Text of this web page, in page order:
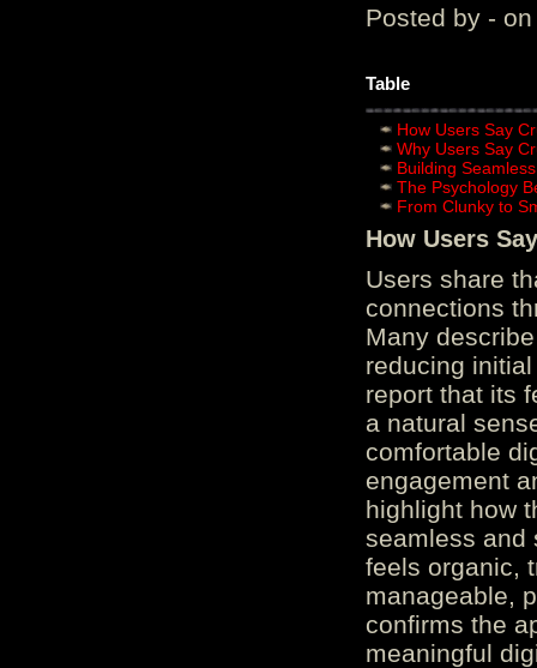
Posted by - on
Table
How Users Say
Why Users Say
Building
The Psychology
From Clunky to
How Users
Users share
connections
Many
reducing
report that its
a natural
comfortable
engagement
highlight how
seamless and
feels organic,
manageable,
confirms the
meaningful